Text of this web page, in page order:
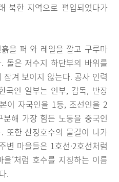
북한 지역으로 편입되었다가
을 퍼 와 레일을 깔고 구루마
돌은 저수지 하단부의 바위를
겨 보이지 않는다. 공사 인력
국인 일부는 인부, 감독, 반장
이 자국인을 1등, 조선인을 2
해 가장 힘든 노동을 중국인
또한 산정호수의 물길이 나가
변 마을들은 1호선·2호선처럼
’처럼 호수를 지칭하는 이름
.